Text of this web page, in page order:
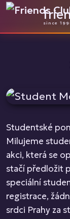
since
Studentské
Milujeme
akci, která se
stačí předložit
speciální
registrace,
srdci Prahy za